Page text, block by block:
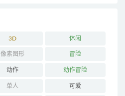
3D 休闲
像素图形 冒险
动作 动作冒险
单人 可爱